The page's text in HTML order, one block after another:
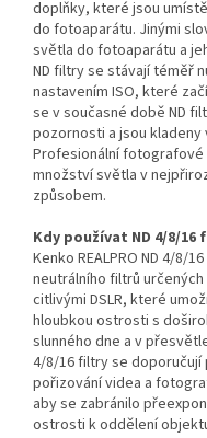
doplňky, které jsou
do fotoaparátu. Jinými
světla do fotoaparátu a
ND filtry se stávají téměř
nastavením ISO, které
se v současné době ND
pozornosti a jsou kladeny
Profesionální fotografové
množství světla v
způsobem.
Kdy používat ND 4/8/16
Kenko REALPRO ND 4/8/
neutrálního filtrů
citlivými DSLR, které
hloubkou ostrosti s
slunného dne a v
4/8/16 filtry se
pořizování videa a
aby se zabránilo
ostrosti k oddělení